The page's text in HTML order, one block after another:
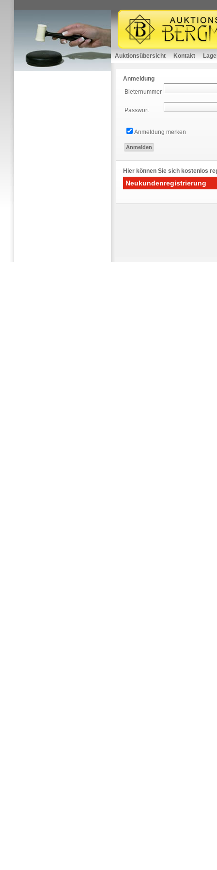
Auktionsübersicht Kontakt
Anmeldung
Bieternummer
Passwort
Anmeldung merken
Hier können Sie sich kostenlos
Neukundenregistrierung